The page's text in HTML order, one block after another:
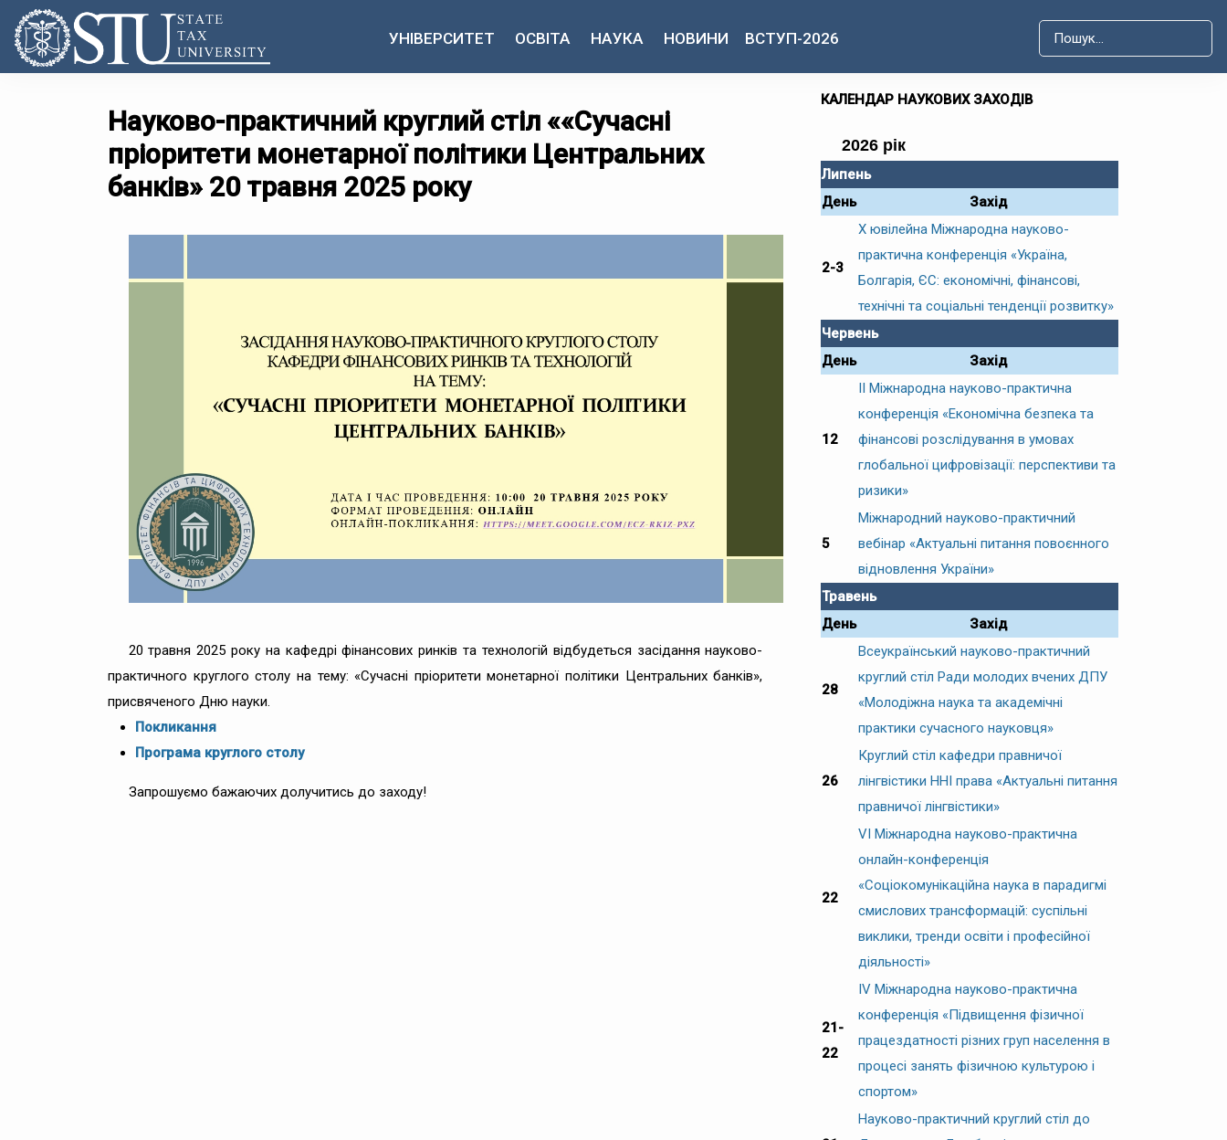
УНІВЕРСИТЕТ ОСВІТА НАУКА НОВИНИ ВСТУП-2026
Науково-практичний круглий стіл ««Сучасні
пріоритети монетарної політики Центральних
банків» 20 травня 2025 року
20 травня 2025 року на кафедрі фінансових ринків та технологій відбудеться засідання науково-
практичного круглого столу на тему: «Сучасні пріоритети монетарної політики Центральних банків»,
присвяченого Дню науки.
Покликання
Програма круглого столу
Запрошуємо бажаючих долучитись до заходу!
КАЛЕНДАР НАУКОВИХ ЗАХОДІВ
2026 рік
Липень
День
Захід
2-3
Х ювілейна Міжнародна науково-
практична конференція «Україна,
Болгарія, ЄС: економічні, фінансові,
технічні та соціальні тенденції розвитку»
Червень
День
Захід
12
ІІ Міжнародна науково-практична
конференція «Економічна безпека та
фінансові розслідування в умовах
глобальної цифровізації: перспективи та
ризики»
5
Міжнародний науково-практичний
вебінар «Актуальні питання повоєнного
відновлення України»
Травень
День
Захід
28
Всеукраїнський науково-практичний
круглий стіл Ради молодих вчених ДПУ
«Молодіжна наука та академічні
практики сучасного науковця»
26
Круглий стіл кафедри правничої
лінгвістики ННІ права «Актуальні питання
правничої лінгвістики»
22
VІ Міжнародна науково-практична
онлайн-конференція
«Соціокомунікаційна наука в парадигмі
смислових трансформацій: суспільні
виклики, тренди освіти і професійної
діяльності»
21-
22
ІV Міжнародна науково-практична
конференція «Підвищення фізичної
працездатності різних груп населення в
процесі занять фізичною культурою і
спортом»
Науково-практичний круглий стіл до